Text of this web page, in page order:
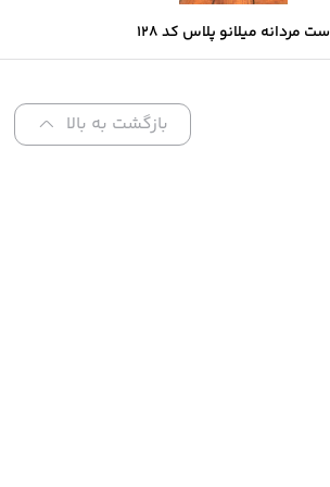
ست مردانه میلانو پلاس کد 128
بازگشت به بالا